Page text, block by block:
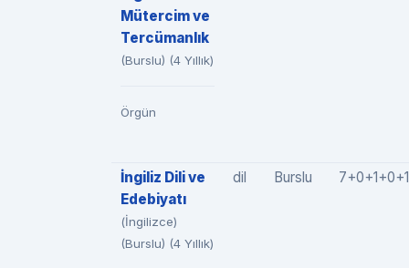
Mütercim ve
Tercümanlık
(Burslu) (4 Yıllık)
Örgün
İngiliz Dili ve
Edebiyatı
(İngilizce)
(Burslu) (4 Yıllık)
dil Burslu 7+0+1+0+1